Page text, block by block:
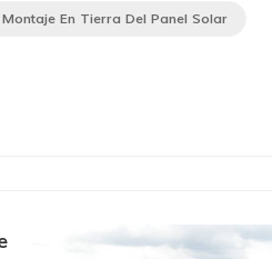
En Tierra Del Panel Solar